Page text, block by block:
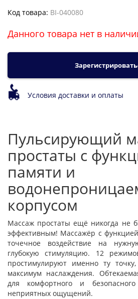
Код товара: BI-040080
Данного товара нет в
Условия доставки и оплаты
Пульсирующий
простаты с
памяти и
корпусом
Массаж простаты ещё никогда не
эффективным! Массажёр с
точечное воздействие на
глубокую стимуляцию. 12
простимулируют именно ту
максимум наслаждения.
для комфортного и
неприятных ощущений.